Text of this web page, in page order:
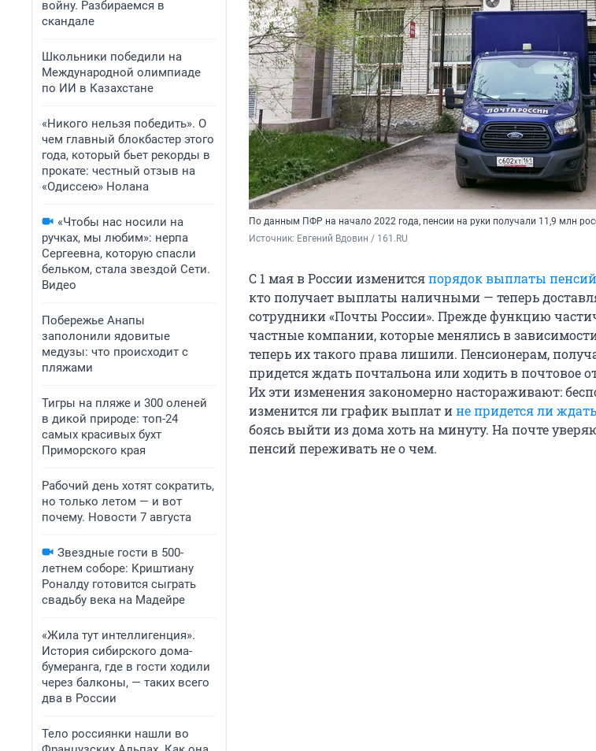
войну. Разбираемся в
скандале
Школьники победили на
Международной олимпиаде
по ИИ в Казахстане
«Никого нельзя победить». О
чем главный блокбастер этого
года, который бьет рекорды в
прокате: честный отзыв на
«Одиссею» Нолана
«Чтобы нас носили на
ручках, мы любим»: нерпа
Сергеевна, которую спасли
бельком, стала звездой Сети.
Видео
Побережье Анапы
заполонили ядовитые
медузы: что происходит с
пляжами
Тигры на пляже и 300 оленей
в дикой природе: топ-24
самых красивых бухт
Приморского края
Рабочий день хотят сократить,
но только летом — и вот
почему. Новости 7 августа
Звездные гости в 500-
летнем соборе: Криштиану
Роналду готовится сыграть
свадьбу века на Мадейре
«Жила тут интеллигенция».
История сибирского дома-
бумеранга, где в гости ходили
через балконы, — таких всего
два в России
Тело россиянки нашли во
По данным ПФР на начало 2022 года, пенсии на руки получали 11,9 млн
Источник: Евгений Вдовин / 161.RU
С 1 мая в России изменитсяпорядок выплаты пенсий
кто получает выплаты наличными — теперь
сотрудники «Почты России». Прежде функцию
частные компании, которые менялись в
теперь их такого права лишили. Пенсионерам,
придется ждать почтальона или ходить в почтовое
Их эти изменения закономерно настораживают:
изменится ли график выплат ине придется ли
боясь выйти из дома хоть на минуту. На почте
пенсий переживать не о чем.